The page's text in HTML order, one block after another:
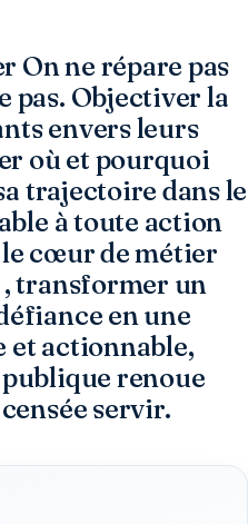
On ne répare pas
pas. Objectiver la
envers leurs
où et pourquoi
trajectoire dans le
à toute action
le cœur de métier
transformer un
en une
et actionnable,
renoue
servir.